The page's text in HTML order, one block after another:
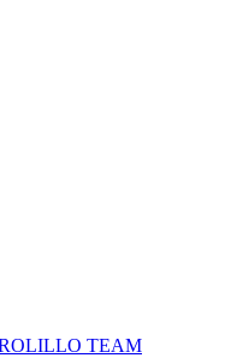
TEAM